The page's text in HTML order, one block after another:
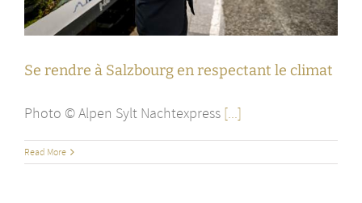
Se rendre à Salzbourg en respectant le climat
Photo © Alpen Sylt Nachtexpress [...]
Read More